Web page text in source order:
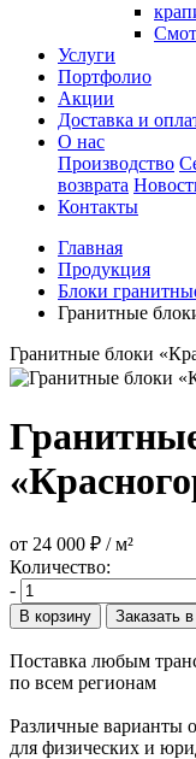
Услуги
Портфолио
Акции
Доставка и
О нас
Производство
возврата
Контакты
Главная
Продукция
Блоки
Гранитные
Гранитные блоки
от 24 000 ₽ / м²
Количество:
-
В корзину Заказать
Поставка любым
по всем регионам
Различные варианты
для физических и